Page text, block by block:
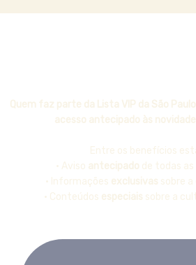
Quem faz parte da Lista VIP da São
acesso antecipado às
Entre os benefícios
• Aviso antecipado de todas
• Informações exclusivas sobre
• Conteúdos especiais sobre a